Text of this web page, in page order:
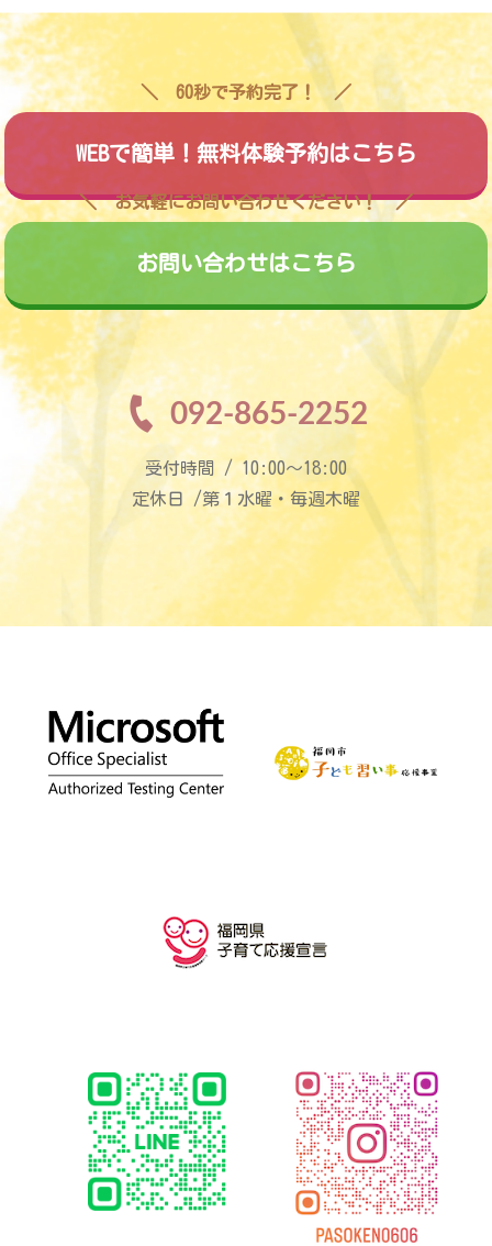
60秒で予約完了！
WEBで簡単！無料体験予約はこちら
お気軽にお問い合わせください！
お問い合わせはこちら
092-865-2252
受付時間 / 10:00〜18:00
定休日 /第１水曜・毎週木曜